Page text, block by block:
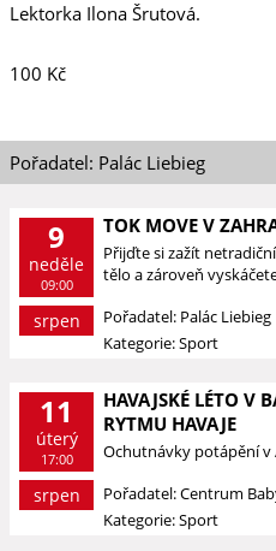
Lektorka Ilona Šrutová.
100 Kč
Pořadatel: Palác Liebieg
9
neděle
09:00
srpen
TOK MOVE V
Přijďte si zažít
tělo a zároveň
Pořadatel: Palác Liebieg
Kategorie: Sport
11
úterý
17:00
srpen
HAVAJSKÉ LÉTO V
RYTMU HAVAJE
Ochutnávky potápění v
Pořadatel: Centrum
Kategorie: Sport